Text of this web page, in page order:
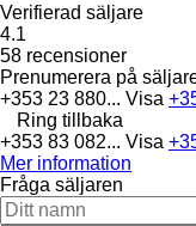
Verifierad säljare
4.1
58 recensioner
Prenumerera på
+353 23 880... Visa
Ring tillbaka
+353 83 082... Visa
Mer information
Fråga säljaren